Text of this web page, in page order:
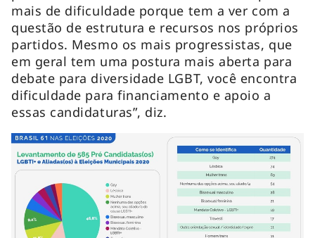
mais de dificuldade porque tem a ver com a
questão de estrutura e recursos nos próprios
partidos. Mesmo os mais progressistas, que
em geral tem uma postura mais aberta para
debate para diversidade LGBT, você encontra
dificuldade para financiamento e apoio a
essas candidaturas”, diz.